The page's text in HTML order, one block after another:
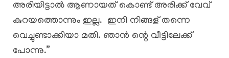
അരിയിട്ടാൽ ആണായത് കൊണ്ട് അരിക്ക് വേവ്
കുറയത്തൊന്നും ഇല്ല. ഇനി നിങ്ങള് തന്നെ
വെച്ചുണ്ടാക്കിയാ മതി. ഞാൻ ന്റെ വീട്ടിലേക്ക്
പോന്നു.”